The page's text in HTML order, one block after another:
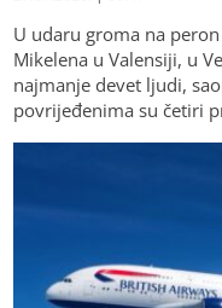
U udaru groma na
Mikelena u Valensiji, u
najmanje devet ljudi,
povrijeđenima su četiri